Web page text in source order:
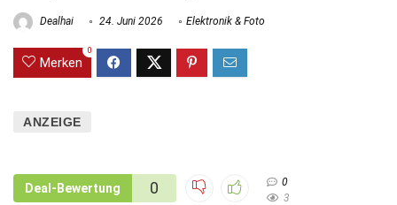
Dealhai 24. Juni 2026 Elektronik & Foto
Merken
0
ANZEIGE
Deal-Bewertung 0
0
3